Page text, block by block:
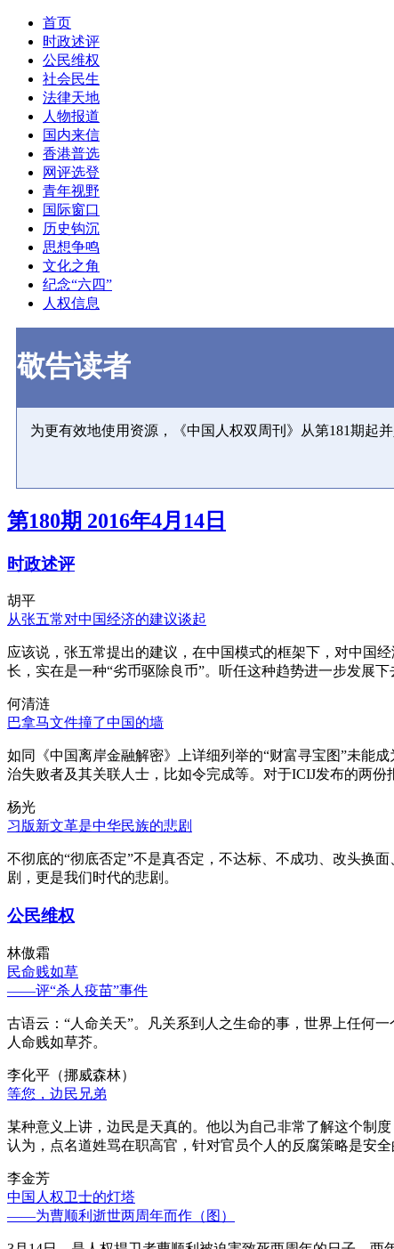
首页
时政述评
公民维权
社会民生
法律天地
人物报道
国内来信
香港普选
网评选登
青年视野
国际窗口
历史钩沉
思想争鸣
文化之角
纪念“六四”
人权信息
敬告读者
为更有效地使用资源，《中国人权双周刊》从第181期起
第180期 2016年4月14日
时政述评
胡平
从张五常对中国经济的建议谈起
应该说，张五常提出的建议，在中国模式的框架下，对中国
长，实在是一种“劣币驱除良币”。听任这种趋势进一步发展下
何清涟
巴拿马文件撞了中国的墙
如同《中国离岸金融解密》上详细列举的“财富寻宝图”未能
治失败者及其关联人士，比如令完成等。对于ICIJ发布的两份
杨光
习版新文革是中华民族的悲剧
不彻底的“彻底否定”不是真否定，不达标、不成功、改头换
剧，更是我们时代的悲剧。
公民维权
林傲霜
民命贱如草
——评“杀人疫苗”事件
古语云：“人命关天”。凡关系到人之生命的事，世界上任何
人命贱如草芥。
李化平（挪威森林）
等您，边民兄弟
某种意义上讲，边民是天真的。他以为自己非常了解这个制
认为，点名道姓骂在职高官，针对官员个人的反腐策略是安全
李金芳
中国人权卫士的灯塔
——为曹顺利逝世两周年而作（图）